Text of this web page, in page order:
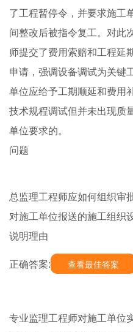
了工程暂停令，并要求施工
间整改后被指令复工。对此
师提交了费用索赔和工程延
申请，强调设备调试为关键
单位应给予工期顺延和费用
技术规程调试但并未出现质
单位要求的。
问题
总监理工程师应如何组织审
对施工单位报送的施工组织
说明理由
正确答案: 查看最佳答案
专业监理工程师对施工单位